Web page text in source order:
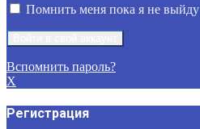
Помнить меня пока я не выйду
Вспомнить пароль?
X
Регистрация